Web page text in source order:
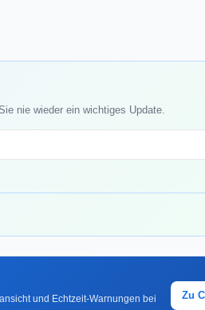
nie wieder ein wichtiges Update.
und Echtzeit-Warnungen bei
Zu